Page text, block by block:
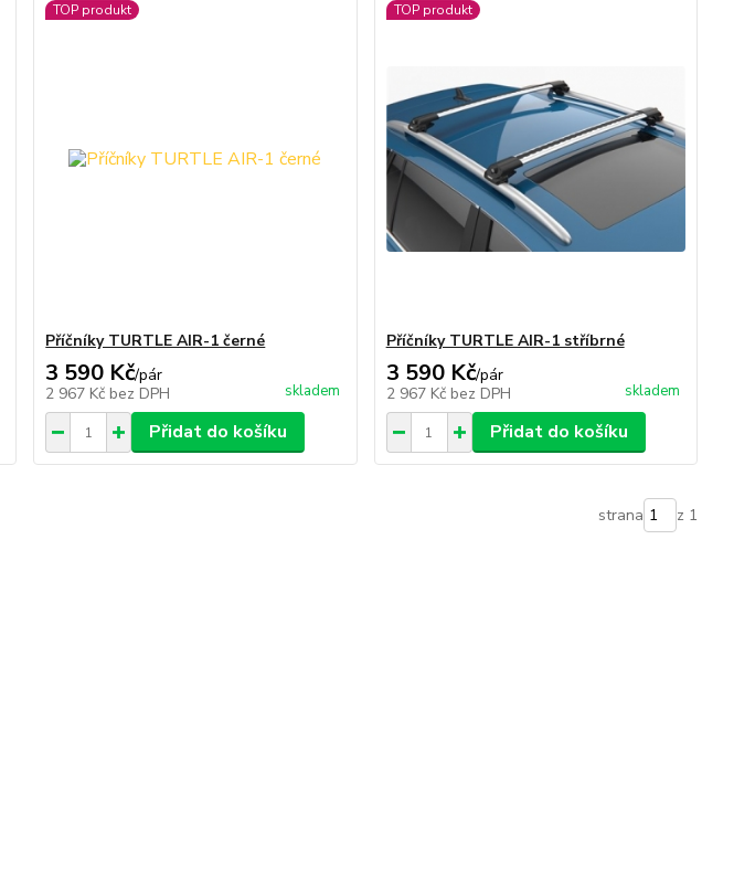
TOP produkt
Příčníky TURTLE AIR-1 černé
3 590 Kč/pár
2 967 Kč bez DPH skladem
Přidat do košíku
TOP produkt
Příčníky TURTLE AIR-1 stříbrné
3 590 Kč/pár
2 967 Kč bez DPH skladem
Přidat do košíku
strana z 1